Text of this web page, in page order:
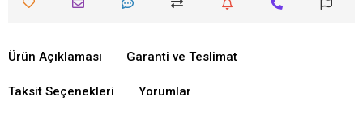
Ürün Açıklaması Garanti ve Teslimat
Taksit Seçenekleri Yorumlar